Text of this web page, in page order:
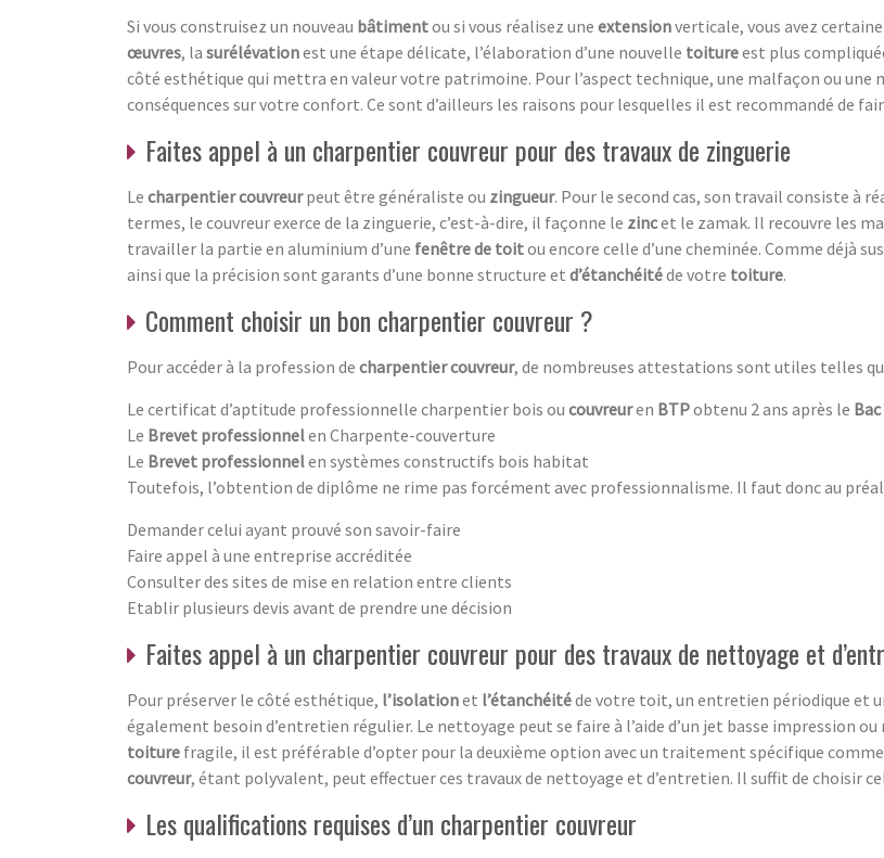
Si vous construisez un nouveau bâtimentou si vous réalisez une extensionverticale, vous avez
œuvres, la surélévationest une étape délicate, l’élaboration d’une nouvelle toitureest plus
côté esthétique qui mettra en valeur votre patrimoine. Pour l’aspect technique, une malfaçon ou une
conséquences sur votre confort. Ce sont d’ailleurs les raisons pour lesquelles il est recommandé de
Faites appel à un charpentier couvreur pour des travaux de zinguerie
Le charpentier couvreurpeut être généraliste ou zingueur. Pour le second cas, son travail consiste à
termes, le couvreur exerce de la zinguerie, c’est-à-dire, il façonne le zincet le zamak. Il recouvre les
travailler la partie en aluminium d’une fenêtre de toitou encore celle d’une cheminée. Comme déjà
ainsi que la précision sont garants d’une bonne structure et d’étanchéitéde votre toiture.
Comment choisir un bon charpentier couvreur ?
Pour accéder à la profession de charpentier couvreur, de nombreuses attestations sont utiles telles
Le certificat d’aptitude professionnelle charpentier bois ou couvreuren BTPobtenu 2 ans après le
Le Brevet professionnelen Charpente-couverture
Le Brevet professionnelen systèmes constructifs bois habitat
Toutefois, l’obtention de diplôme ne rime pas forcément avec professionnalisme. Il faut donc au
Demander celui ayant prouvé son savoir-faire
Faire appel à une entreprise accréditée
Consulter des sites de mise en relation entre clients
Etablir plusieurs devis avant de prendre une décision
Faites appel à un charpentier couvreur pour des travaux de nettoyage et
Pour préserver le côté esthétique, l’isolationet l’étanchéitéde votre toit, un entretien périodique et
également besoin d’entretien régulier. Le nettoyage peut se faire à l’aide d’un jet basse impression
toiture fragile, il est préférable d’opter pour la deuxième option avec un traitement spécifique
couvreur, étant polyvalent, peut effectuer ces travaux de nettoyage et d’entretien. Il suffit de choisir
Les qualifications requises d’un charpentier couvreur